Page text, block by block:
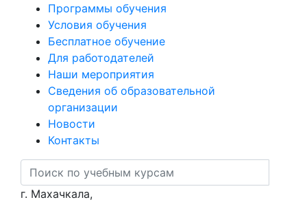
Программы обучения
Условия обучения
Бесплатное обучение
Для работодателей
Наши мероприятия
Сведения об образовательной
организации
Новости
Контакты
г. Махачкала,